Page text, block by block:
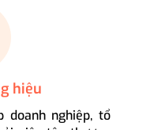
hiệu
nghiệp, tổ